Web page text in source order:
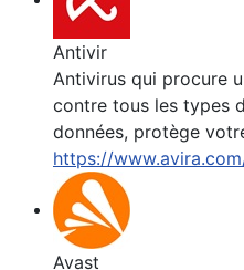
Antivir
Antivirus qui procure
contre tous les types
données, protège
https://
Avast